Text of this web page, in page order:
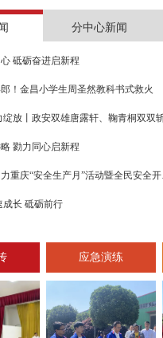
分中心新闻
砥砺奋进启新程
！金昌小学生周圣然教科书式救火
勠力同心启新程
政安消
成长 砥砺前行
应急演练